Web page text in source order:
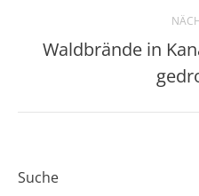
Waldbrände in
Suche